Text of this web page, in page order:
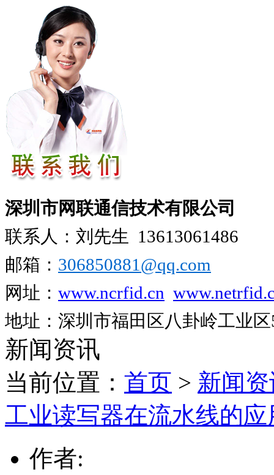
深圳市网联通信技术有限公司
联系人：刘先生 13613061486
邮箱： 306850881​@qq.com
网址： www.ncrfid.cn
地址：深圳市福田区八卦岭工业
新闻资讯
当前位置： 首页 > 新闻
工业读写器在流水线的应
作者: